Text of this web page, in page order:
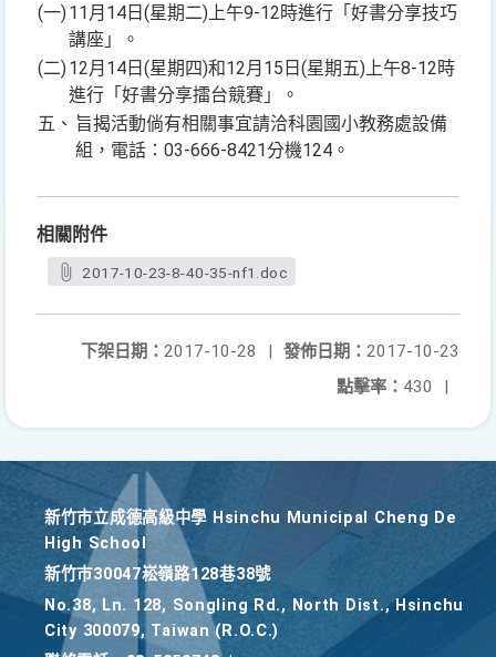
(一)11月14日(星期二)上午9-12時進行「好書分享技巧
講座」。
(二)12月14日(星期四)和12月15日(星期五)上午8-12時
進行「好書分享擂台競賽」。
五、 旨揭活動倘有相關事宜請洽科園國小教務處設備
組，電話：03-666-8421分機124。
相關附件
2017-10-23-8-40-35-nf1.doc
發佈日期： 2017-10-23
下架日期： 2017-10-28
|
點擊率： 430 |
新竹巿立成德高級中學 Hsinchu Municipal Cheng De
High School
新竹巿30047崧嶺路128巷38號
No.38, Ln. 128, Songling Rd., North Dist., Hsinchu
City 300079, Taiwan (R.O.C.)